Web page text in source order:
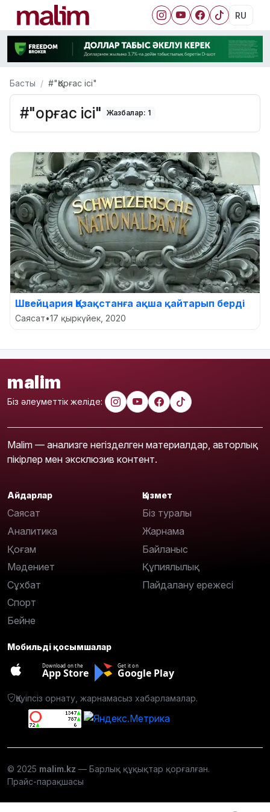
RU
Басты #"Қорғас ісі"
#"Қорғас ісі" Жазбалар: 1
Швейцария Қазақстанға ақша қайтарып берді
Саясат•17 қыркүйек, 2020
malim
Біз әлеуметтік желіде:
Malim — анализге негізделген материалдар, авторлық
пікірлер мен эксклюзив контент.
Айдарлар
Саясат
Аналитика
Қоғам
Мәдениет
Сұхбат
Спорт
Бейне
Қызмет
Біз туралы
Жарнама
Байланыс
Құпиялылық
Пайдалану ережесі
Мобильді қосымшалар
Download on the
App Store
Get it on
Google Play
Қауіпсіз орнату, жарнамасыз хабарламалар.
© 2025 malim.kz — Барлық құқықтар қорғалған.
Прайс-парақшасы